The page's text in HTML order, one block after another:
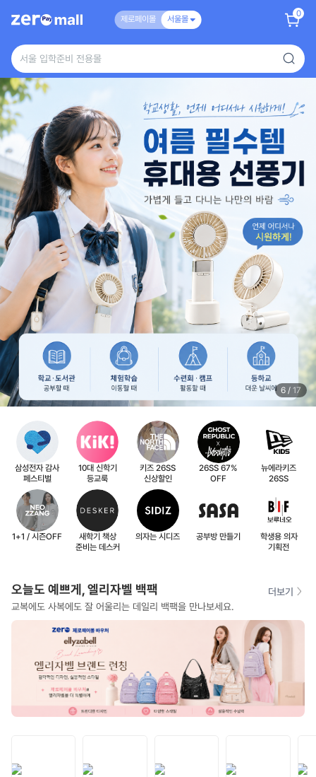
제로페이몰 서울몰
0
6 / 17
삼성전자 감사
페스티벌
10대 신학기
등교룩
키즈 26SS
신상할인
26SS 67%
OFF
뉴에라키즈
26SS
1+1 / 시즌OFF
새학기 책상
준비는 데스커
의자는 시디즈 공부방 만들기
학생용 의자
기획전
오늘도 예쁘게, 엘리자벨 백팩
더보기
교복에도 사복에도 잘 어울리는 데일리 백팩을 만나보세요.